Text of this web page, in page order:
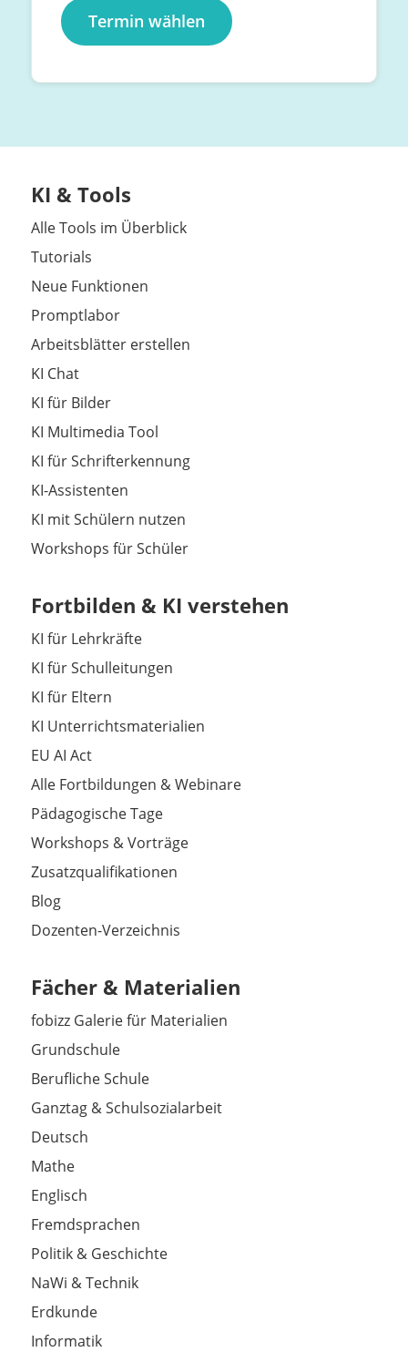
Termin wählen
KI & Tools
Alle Tools im Überblick
Tutorials
Neue Funktionen
Promptlabor
Arbeitsblätter erstellen
KI Chat
KI für Bilder
KI Multimedia Tool
KI für Schrifterkennung
KI-Assistenten
KI mit Schülern nutzen
Workshops für Schüler
Fortbilden & KI verstehen
KI für Lehrkräfte
KI für Schulleitungen
KI für Eltern
KI Unterrichtsmaterialien
EU AI Act
Alle Fortbildungen & Webinare
Pädagogische Tage
Workshops & Vorträge
Zusatzqualifikationen
Blog
Dozenten-Verzeichnis
Fächer & Materialien
fobizz Galerie für Materialien
Grundschule
Berufliche Schule
Ganztag & Schulsozialarbeit
Deutsch
Mathe
Englisch
Fremdsprachen
Politik & Geschichte
NaWi & Technik
Erdkunde
Informatik